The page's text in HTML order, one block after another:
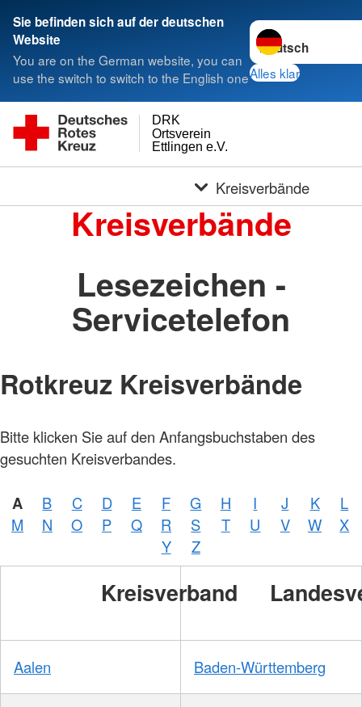
Sie befinden sich auf der deutschen
Website
You are on the German website, you can
use the switch to switch to the English one
Sprache wechseln
Alles klar
Ettlingen e.V.
Ortsverein
DRK
Kreisverbände
Kreisverbände
Lesezeichen -
Servicetelefon
Rotkreuz Kreisverbände
Bitte klicken Sie auf den Anfangsbuchstaben des
gesuchten Kreisverbandes.
A B C D E F G H I J K
L
M
N O P Q R S T U V W
X
Y
Z
Kreisverband
Aalen Baden-Württemberg